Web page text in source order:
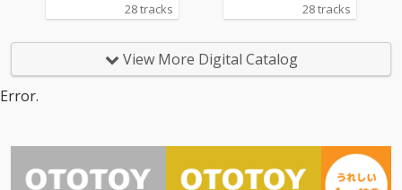
28 tracks 28 tracks
View More Digital Catalog
Error.